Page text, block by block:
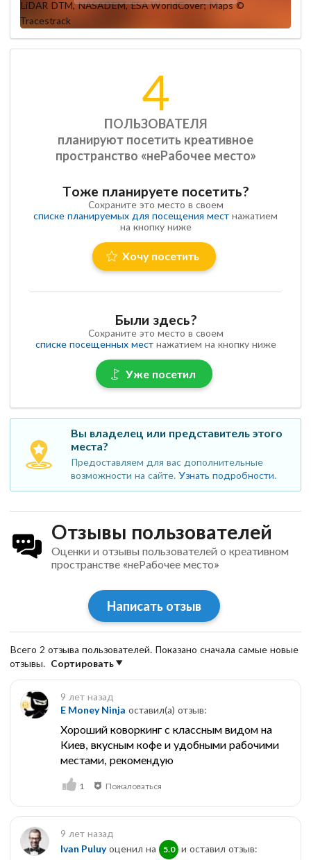
4
ПОЛЬЗОВАТЕЛЯ
планируют посетить креативное
пространство «неРабочее место»
Тоже планируете посетить?
Сохраните это место в своем
списке планируемых для посещения мест нажатием
на кнопку ниже
Хочу посетить
Были здесь?
Сохраните это место в своем
списке посещенных местнажатием на кнопку ниже
Уже посетил
Вы владелец или представитель этого
места?
Предоставляем для вас дополнительные
возможности на сайте.Узнать подробности.
Отзывы пользователей
Оценки и отзывы пользователей о креативном
пространстве «неРабочее место»
Написать отзыв
Всего 2 отзыва пользователей. Показано сначала самые новые
отзывы. Сортировать
9 лет назад
E Money Ninja оставил(a) отзыв:
Хороший коворкинг с классным видом на
Киев, вкусным кофе и удобными рабочими
местами, рекомендую
1 Пожаловаться
9 лет назад
Ivan Puluyоценил на 5.0 и оставил отзыв: